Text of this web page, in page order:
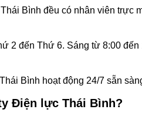
Bình đều có nhân viên trực
2 đến Thứ 6. Sáng từ 8:00 đến
Bình hoạt động 24/7 sẵn
Điện lực Thái Bình?